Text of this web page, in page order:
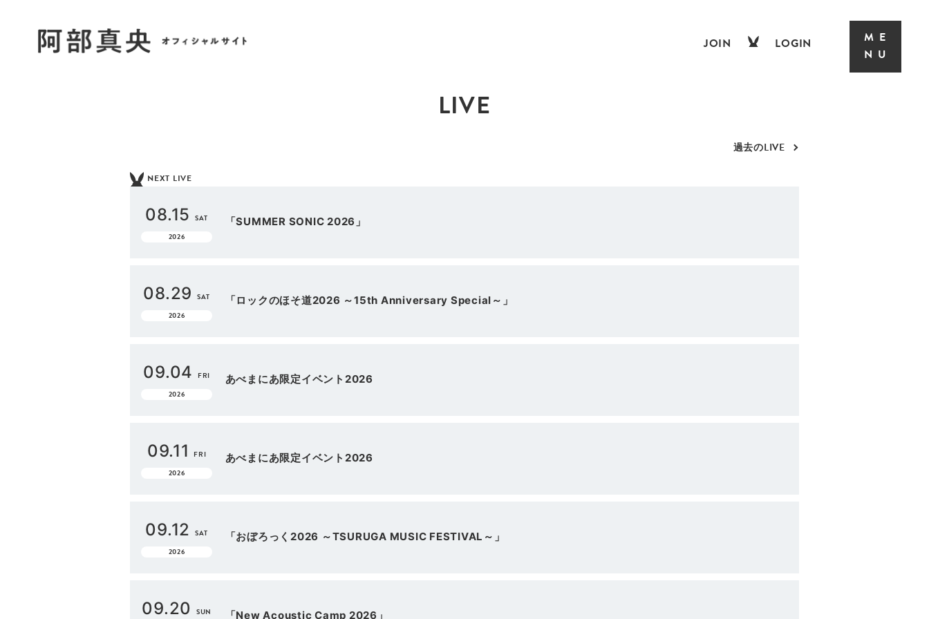
JOIN LOGIN
LIVE
過去のLIVE
NEXT LIVE
08.15 SAT
2026
「SUMMER SONIC 2026」
08.29 SAT
2026
「ロックのほそ道2026 ～15th Anniversary Special～」
09.04
FRI
2026
あべまにあ限定イベント2026
09.11
FRI
2026
あべまにあ限定イベント2026
09.12 SAT
2026
「おぼろっく2026 ～TSURUGA MUSIC FESTIVAL～」
09.20 SUN 「New Acoustic Camp 2026」